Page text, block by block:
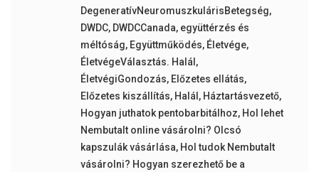
DegeneratívNeuromuszkulárisBetegség,
DWDC, DWDCCanada, együttérzés és
méltóság, Együttműködés, Életvége,
ÉletvégeVálasztás. Halál ,
ÉletvégiGondozás, Előzetes ellátás,
Előzetes kiszállítás, Halál , Háztartásvezető,
Hogyan juthatok pentobarbitálhoz, Hol lehet
Nembutalt online vásárolni? Olcsó
kapszulák vásárlása, Hol tudok Nembutalt
vásárolni? Hogyan szerezhető be a